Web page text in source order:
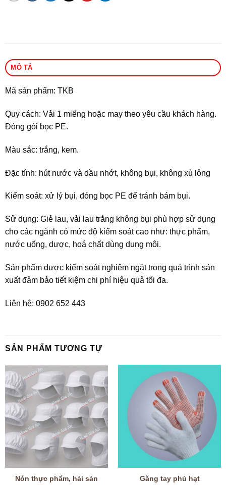
MÔ TẢ
Mã sản phẩm: TKB
Quy cách: Vải 1 miếng hoặc may theo yêu cầu khách hàng.
Đóng gói bọc PE.
Màu sắc: trắng, kem.
Đặc tính: hút nước và dầu nhớt, không bụi, không xù lông
Kiểm soát: xử lý bụi, đóng bọc PE để tránh bám bụi.
Sử dụng: Giẻ lau, vải lau trắng không bụi phù hợp sử dụng
cho các ngành có mức độ kiểm soát cao như: thực phẩm,
nước uống, dược, hoá chất dùng dung môi.
Sản phẩm được kiểm soát nghiêm ngặt trong quá trình sản
xuất đảm bảo tiết kiệm chi phí hiệu quả tối đa.
Liên hệ: 0902 652 443
SẢN PHẨM TƯƠNG TỰ
Nón thực phẩm, hải sản Găng tay phủ hạt